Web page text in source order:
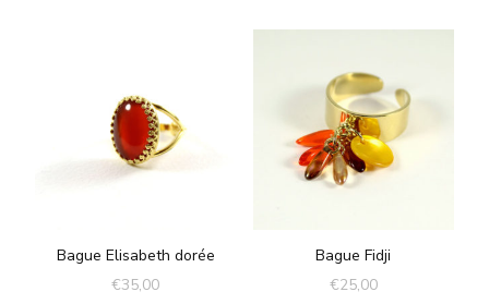
Bague Elisabeth dorée
€35,00
Bague Fidji
€25,00